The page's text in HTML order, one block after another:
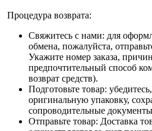
Процедура возврата:
Свяжитесь с нами: для
обмена, пожалуйста,
Укажите номер заказа,
предпочтительный способ
возврат средств).
Подготовьте товар:
оригинальную упаковку,
сопроводительные
Отправьте товар: Доставка